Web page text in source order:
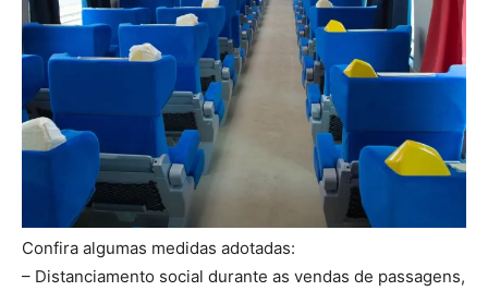
Confira algumas medidas adotadas:
– Distanciamento social durante as vendas de passagens,